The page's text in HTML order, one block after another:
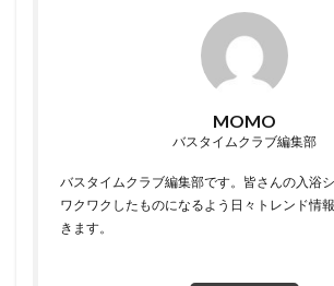
MOMO
バスタイムクラブ編集部
バスタイムクラブ編集部です。皆さんの入浴
ワクワクしたものになるよう日々トレンド情
きます。